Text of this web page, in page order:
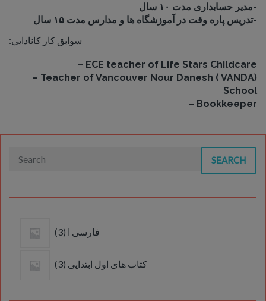
مدیر حسابداری مدت ۱۰ سال-
تدریس پاره وقت در آموزشگاه ها و مدارس مدت ۱۵ سال-
:سوابق کار کانادایی
– ECE teacher of Life Stars Childcare
– Teacher of Vancouver Nour Danesh ( VANDA)
School
– Bookkeeper
SEARCH
فارسی ا 3
products
کتاب های اول ابتدایی 3
products